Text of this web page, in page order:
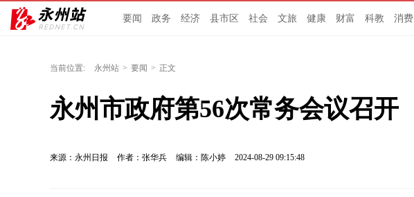
要闻 政务 经济 县市区 社会 文旅 健康 财富 科教 消费
当前位置: 永州站 > 要闻 > 正文
永州市政府第56次常务会议召开
来源：永州日报 作者：张华兵 编辑：陈小婷 2024-08-29 09:15:48